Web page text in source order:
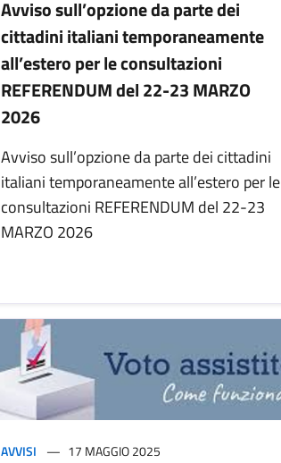
Avviso sull’opzione da parte dei
cittadini italiani temporaneamente
all’estero per le consultazioni
REFERENDUM del 22-23 MARZO
2026
Avviso sull’opzione da parte dei cittadini
italiani temporaneamente all’estero per le
consultazioni REFERENDUM del 22-23
MARZO 2026
AVVISI 17 MAGGIO 2025